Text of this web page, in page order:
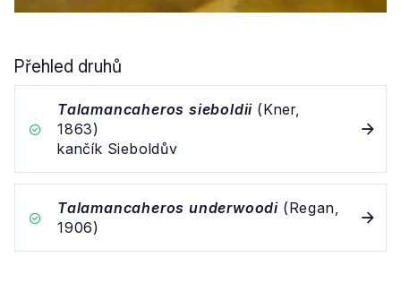
Přehled druhů
Talamancaheros sieboldii (Kner,
1863)
kančík Sieboldův
Talamancaheros underwoodi (Regan,
1906)